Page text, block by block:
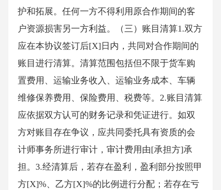
护和拓展。任何一方不得利用原合作期间的客
户资源损害另一方利益。（三）账目清算1.双方
应在本协议签订后[X]日内，共同对合作期间的
账目进行清算。清算范围包括但不限于货车购
置费用、运输业务收入、运输业务成本、车辆
维修保养费用、保险费用、税费等。2.账目清算
应依据双方认可的财务记录和凭证进行。如双
方对账目存在争议，应共同委托具有资质的会
计师事务所进行审计，审计费用由[承担方]承
担。3.经清算后，若存在盈利，盈利部分按照甲
方[X]%、乙方[X]%的比例进行分配；若存在亏